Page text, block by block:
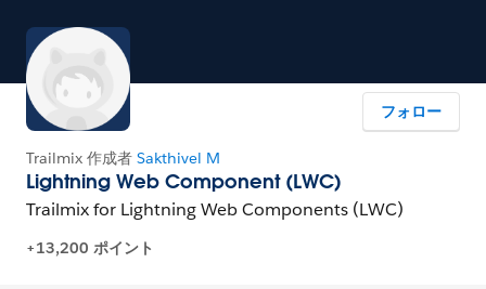
フォロー